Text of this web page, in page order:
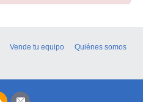
Vende tu equipo
Quiénes somos